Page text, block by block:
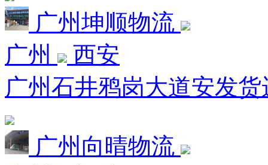
广州坤顺物流
广州
西安
广州石井鸦岗大道安发
广州向晴物流